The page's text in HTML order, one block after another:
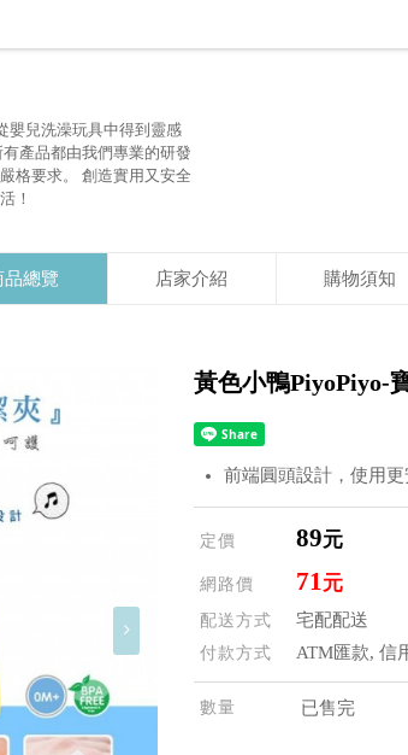
兒洗澡玩具中得到靈感
產品都由我們專業的研發
格要求。 創造實用又安全
！
品總覽 店家介紹 購物須知
黃色小鴨PiyoPiyo-
前端圓頭設計，使用
定價 89元
網路價 71元
配送方式 宅配配送
付款方式 ATM匯款, 信
數量 已售完